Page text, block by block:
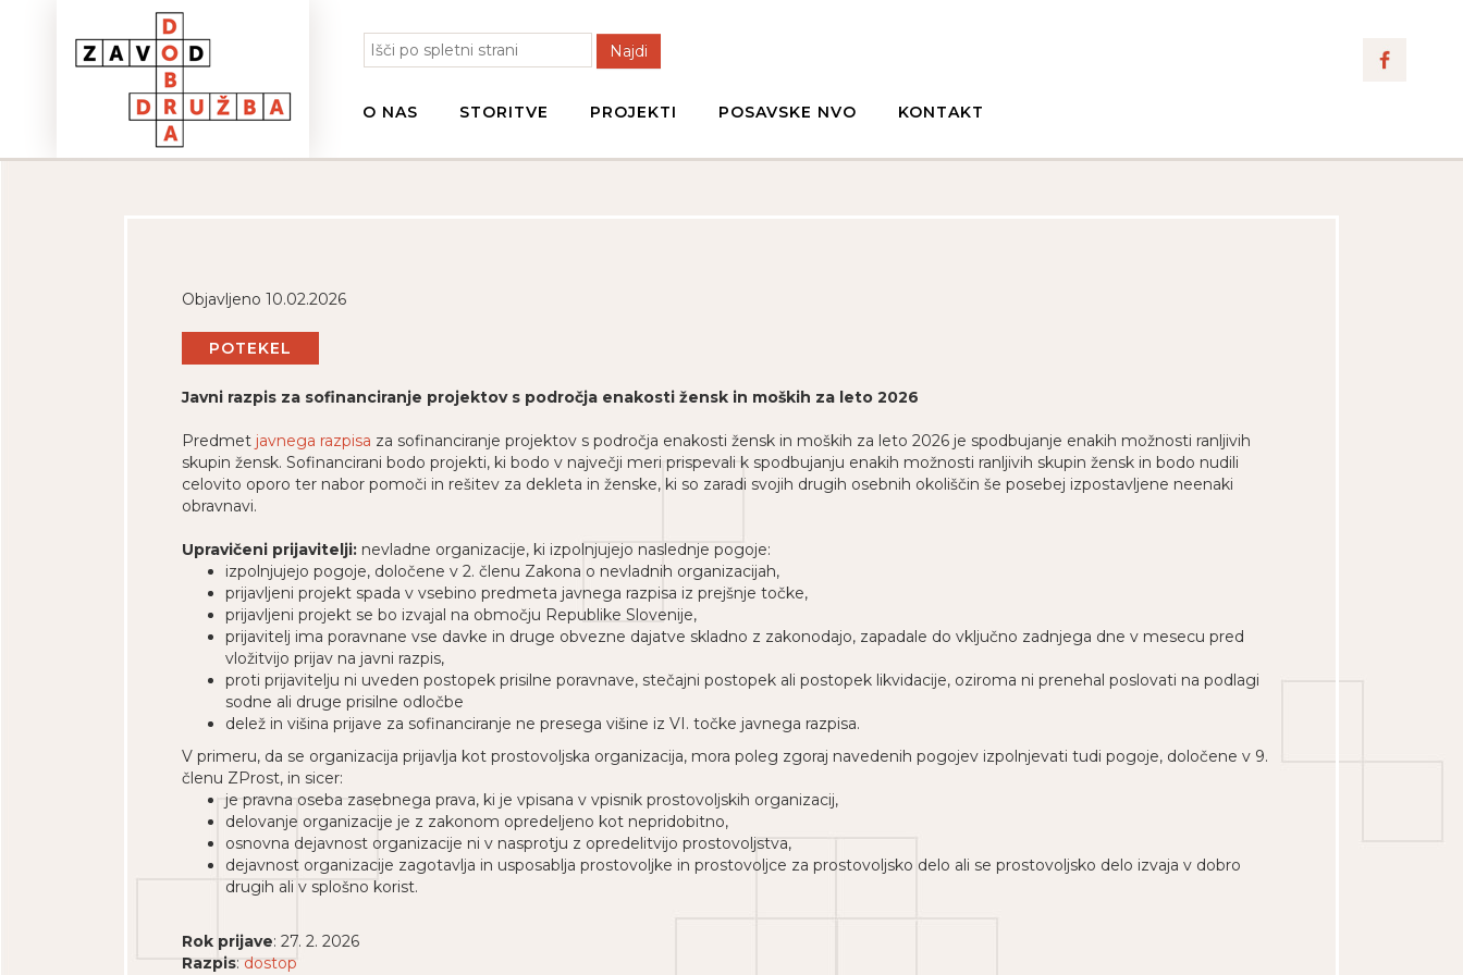
Najdi
O NAS STORITVE PROJEKTI POSAVSKE NVO KONTAKT
Objavljeno 10.02.2026
POTEKEL
Javni razpis za sofinanciranje projektov s področja enakosti žensk in moških za leto 2026
Predmet javnega razpisa za sofinanciranje projektov s področja enakosti žensk in moških za leto 2026 je spodbujanje enakih možnosti ranljivih
skupin žensk. Sofinancirani bodo projekti, ki bodo v največji meri prispevali k spodbujanju enakih možnosti ranljivih skupin žensk in bodo nudili
celovito oporo ter nabor pomoči in rešitev za dekleta in ženske, ki so zaradi svojih drugih osebnih okoliščin še posebej izpostavljene neenaki
obravnavi.
Upravičeni prijavitelji: nevladne organizacije, ki izpolnjujejo naslednje pogoje:
izpolnjujejo pogoje, določene v 2. členu Zakona o nevladnih organizacijah,
prijavljeni projekt spada v vsebino predmeta javnega razpisa iz prejšnje točke,
prijavljeni projekt se bo izvajal na območju Republike Slovenije,
prijavitelj ima poravnane vse davke in druge obvezne dajatve skladno z zakonodajo, zapadale do vključno zadnjega dne v mesecu pred
vložitvijo prijav na javni razpis,
proti prijavitelju ni uveden postopek prisilne poravnave, stečajni postopek ali postopek likvidacije, oziroma ni prenehal poslovati na podlagi
sodne ali druge prisilne odločbe
delež in višina prijave za sofinanciranje ne presega višine iz VI. točke javnega razpisa.
V primeru, da se organizacija prijavlja kot prostovoljska organizacija, mora poleg zgoraj navedenih pogojev izpolnjevati tudi pogoje, določene v 9.
členu ZProst, in sicer:
je pravna oseba zasebnega prava, ki je vpisana v vpisnik prostovoljskih organizacij,
delovanje organizacije je z zakonom opredeljeno kot nepridobitno,
osnovna dejavnost organizacije ni v nasprotju z opredelitvijo prostovoljstva,
dejavnost organizacije zagotavlja in usposablja prostovoljke in prostovoljce za prostovoljsko delo ali se prostovoljsko delo izvaja v dobro
drugih ali v splošno korist.
Rok prijave: 27. 2. 2026
Razpis: dostop